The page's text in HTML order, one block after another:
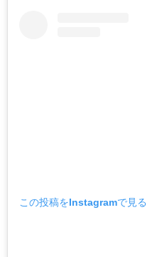
この投稿をInstagramで見る